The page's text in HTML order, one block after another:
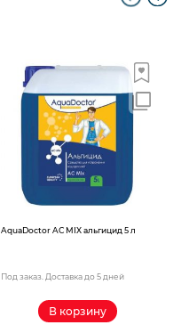
AquaDoctor AС MIX альгицид 5 л
Под заказ. Доставка до 5 дней
В корзину